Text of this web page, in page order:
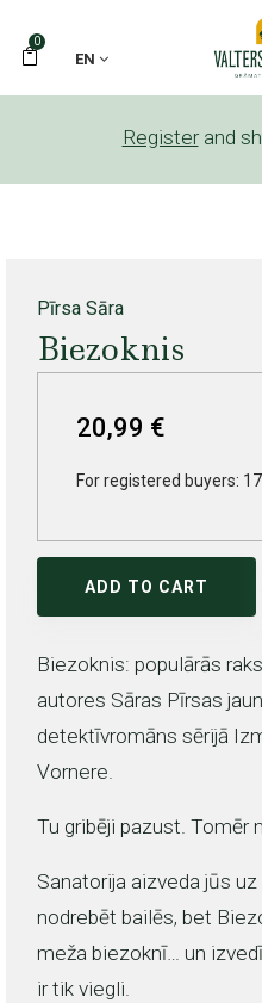
0
EN
Register and
Pīrsa Sāra
Biezoknis
20,99 €
For registered buyers:
ADD TO CART
Biezoknis: populārās
autores Sāras Pīrsas
detektīvromāns sērijā
Vornere.
Tu gribēji pazust. Tomēr
Sanatorija aizveda jūs
nodrebēt bailēs, bet
meža biezoknī… un
ir tik viegli.